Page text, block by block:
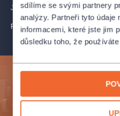
sdílíme se svými partnery
analýzy. Partneři tyto údaje
informacemi, které jste jim
důsledku toho, že
Jimlín 220, Jimlín
PROFIL POŘADATELE